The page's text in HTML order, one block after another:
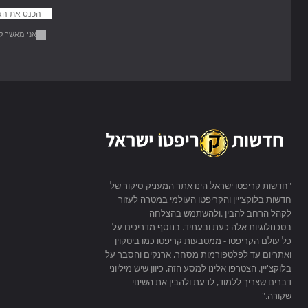
אני מאשר
"חדשות קריפטו ישראל הינו אתר המעניק סיקור של
חדשות בלוקצ'יין והקריפטו העולמי במטרה לעזור
לקהל הרחב להבין .ולהשתמש בהצלחה
בטכנולוגיות אלה כעת ובעתיד. בנוסף מדריכים על
כל עולם הקריפטו - ממטבעות קריפטו כמו ביטקוין
ואתריום עד לפלטפורמות מסחר, ארנקים והסבר על
בלוקצ'יין. הצטרפו אלינו למסע הזה, כיוון שיש מיליוני
דברים שצריך ללמוד, לדעת ולהבין את השינוי
שקורה."